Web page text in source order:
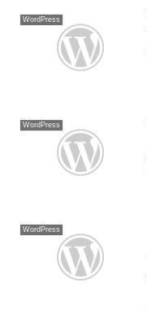
WordPress
WordPress
WordPress